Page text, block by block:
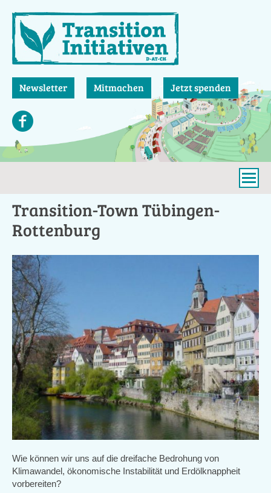
zum
Inhalt
Newsletter Mitmachen Jetzt spenden
Transition-Town Tübingen-
Rottenburg
Wie können wir uns auf die dreifache Bedrohung von
Klimawandel, ökonomische Instabilität und Erdölknappheit
vorbereiten?